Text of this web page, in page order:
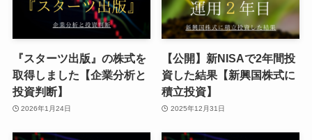
『スターツ出版』の株式を
取得しました【企業分析と
投資判断】
2026年1月24日
【公開】新NISAで2年間投
資した結果【新興国株式に
積立投資】
2025年12月31日